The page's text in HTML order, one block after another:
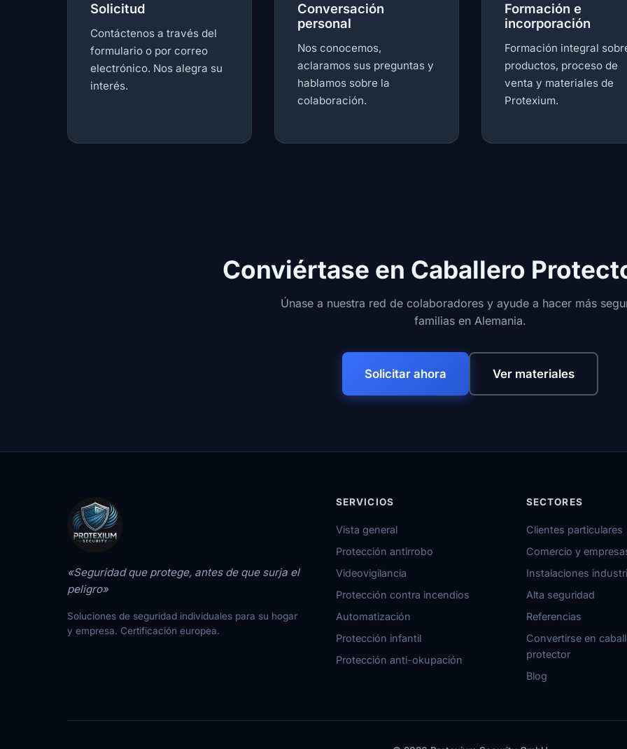
Solicitud
Contáctenos a través del
formulario o por correo
electrónico. Nos alegra su
interés.
Conversación
personal
Nos conocemos,
aclaramos sus preguntas y
hablamos sobre la
colaboración.
Formación e
incorporación
Formación integral
productos, proceso de
venta y materiales de
Protexium.
Conviértase en Caballero
Únase a nuestra red de colaboradores y ayude a hacer más
familias en Alemania.
Solicitar ahora Ver materiales
«Seguridad que protege, antes de que surja el
peligro»
Soluciones de seguridad individuales para su hogar
y empresa. Certificación europea.
SERVICIOS
Vista general
Protección antirrobo
Videovigilancia
Protección contra incendios
Automatización
Protección infantil
Protección anti-okupación
SECTORES
Clientes particulares
Comercio y
Instalaciones
Alta seguridad
Referencias
Convertirse en
protector
Blog